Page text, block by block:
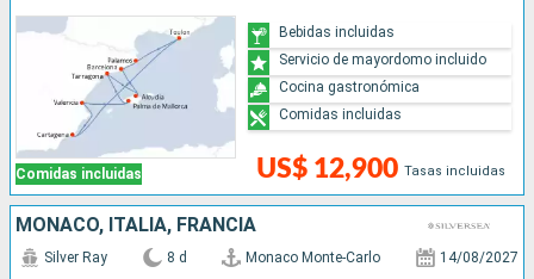
Comidas incluidas US$ 12,900 Tasas incluidas
Bebidas incluidas
Servicio de mayordomo incluido
Cocina gastronómica
Comidas incluidas
MONACO, ITALIA, FRANCIA
Silver Ray 8 d Monaco Monte-Carlo 14/08/2027